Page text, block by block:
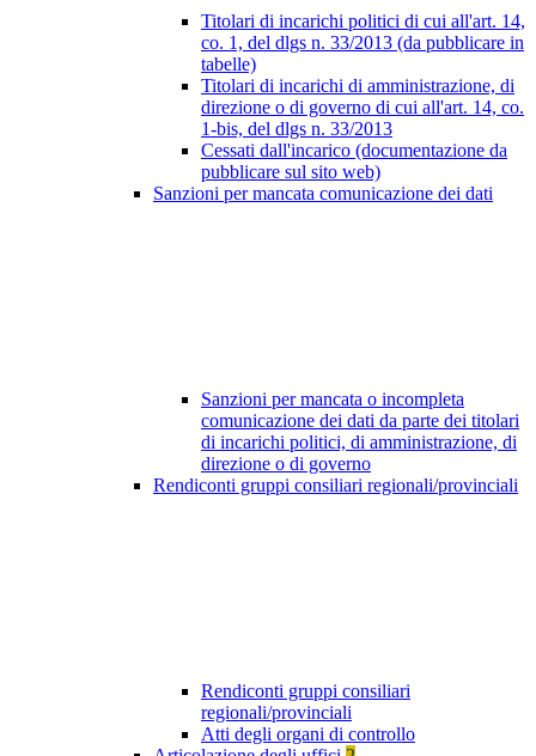
Titolari di incarichi politici di cui all'art. 14,
co. 1, del dlgs n. 33/2013 (da pubblicare in
tabelle)
Titolari di incarichi di amministrazione, di
direzione o di governo di cui all'art. 14, co.
1-bis, del dlgs n. 33/2013
Cessati dall'incarico (documentazione da
pubblicare sul sito web)
Sanzioni per mancata comunicazione dei dati
Sanzioni per mancata o incompleta
comunicazione dei dati da parte dei titolari
di incarichi politici, di amministrazione, di
direzione o di governo
Rendiconti gruppi consiliari regionali/provinciali
Rendiconti gruppi consiliari
regionali/provinciali
Atti degli organi di controllo